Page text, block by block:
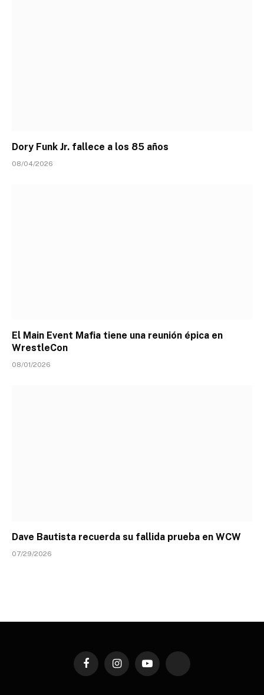
Dory Funk Jr. fallece a los 85 años
08/04/2026
El Main Event Mafia tiene una reunión épica en
WrestleCon
08/01/2026
Dave Bautista recuerda su fallida prueba en WCW
07/29/2026
FacebookInstagramYouTube TikTok